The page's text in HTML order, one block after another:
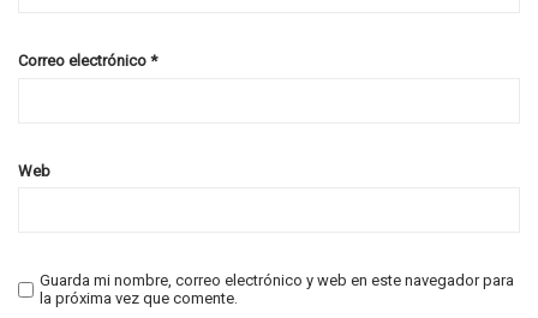
Correo electrónico *
Web
Guarda mi nombre, correo electrónico y web en este navegador para
la próxima vez que comente.